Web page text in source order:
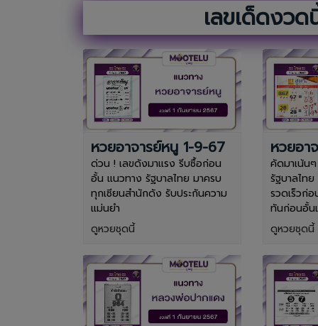
เลขเด็ดงว
หวยอาจารย์หนู 1-9-67
ด่วน ! เลขดังมาแรง รีบซื้อก่อน
อั้น แนวทาง รัฐบาลไทย มาครบ
ทุกเซียนสำนักดัง รับประกันความ
แม่นยำ
ดูหวยชุดนี้
หวยอา
คัดมาเน้น
รัฐบาลไท
รวดเร็วก่อ
ทันก่อนอั้
ดูหวยชุดนี้